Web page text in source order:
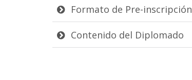
Formato de Pre-inscripción
Contenido del Diplomado